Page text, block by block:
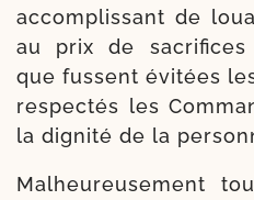
accom­plis­sant de
au prix de sacri­fices
que fussent évi­tées
res­pec­tés les
la digni­té de la
Malheureusement